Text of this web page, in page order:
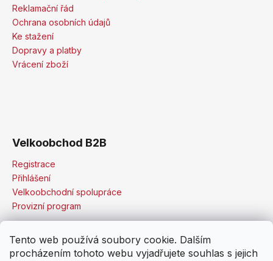
Tento web používá soubory cookie. Dalším
procházením tohoto webu vyjadřujete souhlas s jejich
Reklamační řád
Ochrana osobních údajů
Ke stažení
Dopravy a platby
Vrácení zboží
Velkoobchod B2B
Registrace
Přihlášení
Velkoobchodní spolupráce
Provizní program